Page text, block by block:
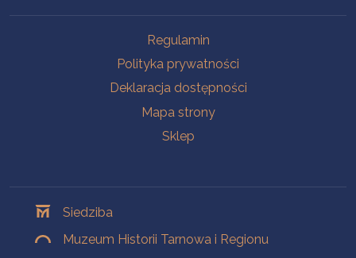
Regulamin
Polityka prywatności
Deklaracja dostępności
Mapa strony
Sklep
Siedziba
Muzeum Historii Tarnowa i Regionu